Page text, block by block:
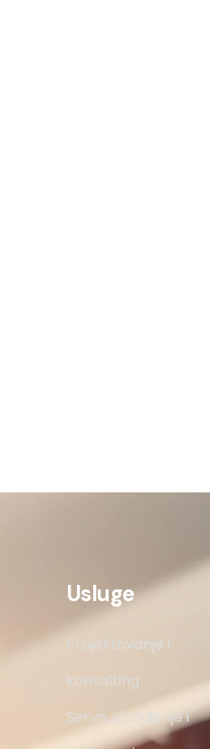
Usluge
Projektovanje i
konsalting
Servis, izvodjenje i